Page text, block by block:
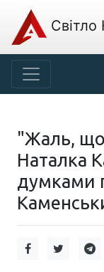
Світло
"Жаль, що
Наталка
думками